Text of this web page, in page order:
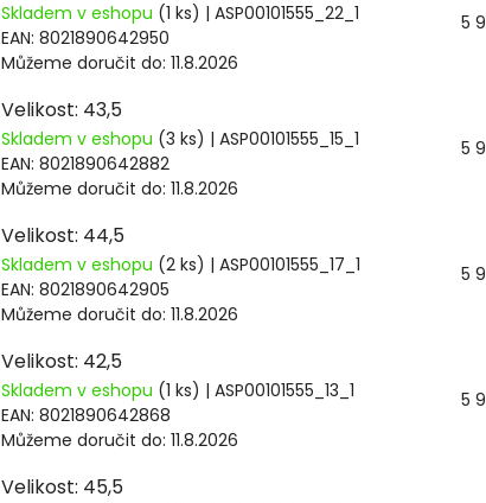
Skladem v eshopu (1 ks) | ASP00101555_22_1
EAN: 8021890642950
Můžeme doručit do: 11.8.2026
5
Velikost: 43,5
Skladem v eshopu (3 ks) | ASP00101555_15_1
EAN: 8021890642882
Můžeme doručit do: 11.8.2026
5
Velikost: 44,5
Skladem v eshopu (2 ks) | ASP00101555_17_1
EAN: 8021890642905
Můžeme doručit do: 11.8.2026
5
Velikost: 42,5
Skladem v eshopu (1 ks) | ASP00101555_13_1
EAN: 8021890642868
Můžeme doručit do: 11.8.2026
5
Velikost: 45,5